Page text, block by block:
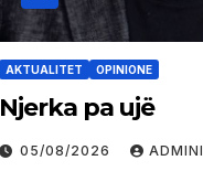
AKTUALITET OPINIONE
Njerka pa ujë
05/08/2026 ADMINI